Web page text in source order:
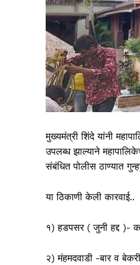
मुख्यमंत्री शिंदे यांनी
उपलब्ध झाल्याने
संबंधित पोलीस ठाण्यात
या ठिकाणी केली कारवाई..
१) हडपसर ( जुनी हद्द )-
२) मंहमदवाडी -बार व